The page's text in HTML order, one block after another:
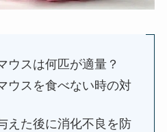
ウスは何匹が適量？
ウスを食べない時の対
えた後に消化不良を防